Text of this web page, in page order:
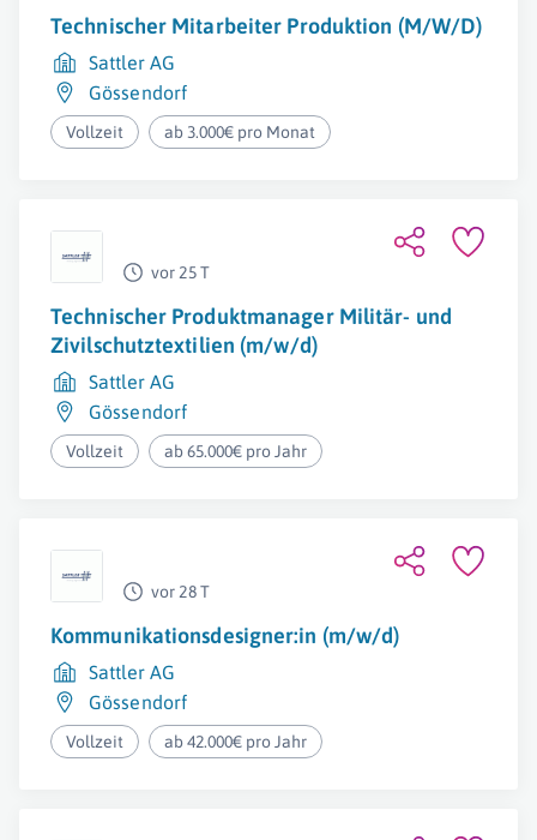
Technischer Mitarbeiter Produktion (M/W/D)
Sattler AG
Gössendorf
Vollzeit ab 3.000€ pro Monat
vor 25 T
Technischer Produktmanager Militär- und
Zivilschutztextilien (m/w/d)
Sattler AG
Gössendorf
Vollzeit ab 65.000€ pro Jahr
vor 28 T
Kommunikationsdesigner:in (m/w/d)
Sattler AG
Gössendorf
Vollzeit ab 42.000€ pro Jahr